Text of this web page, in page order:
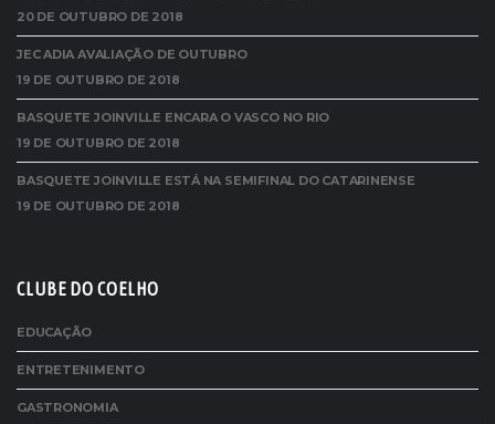
20 DE OUTUBRO DE 2018
JEC ADIA AVALIAÇÃO DE OUTUBRO
19 DE OUTUBRO DE 2018
BASQUETE JOINVILLE ENCARA O VASCO NO RIO
19 DE OUTUBRO DE 2018
BASQUETE JOINVILLE ESTÁ NA SEMIFINAL DO CATARINENSE
19 DE OUTUBRO DE 2018
CLUBE DO COELHO
EDUCAÇÃO
ENTRETENIMENTO
GASTRONOMIA